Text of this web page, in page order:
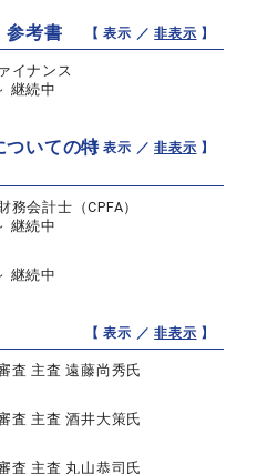
参考書 【 表示 ／非表示 】
イナンス
継続中
ついての特【 表示 ／非表示 】
務会計士（CPFA）
継続中
継続中
【 表示 ／非表示 】
査 主査 遠藤尚秀氏
査 主査 酒井大策氏
査 主査 丸山恭司氏